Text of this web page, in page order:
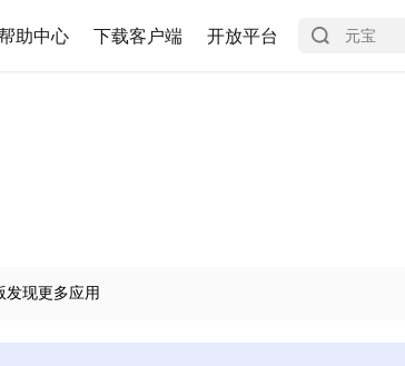
助中心 下载客户端 开放平台
发现更多应用